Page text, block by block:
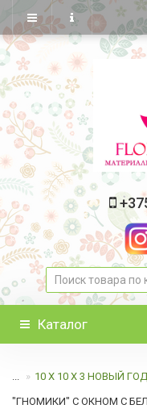
Каталог
... 10 Х 10 Х 3 НОВЫЙ ГОД
"ГНОМИКИ" С ОКНОМ C